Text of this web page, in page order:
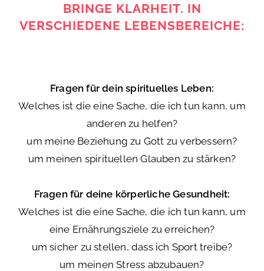
BRINGE KLARHEIT. IN
VERSCHIEDENE LEBENSBEREICHE:
Fragen für dein spirituelles Leben:
Welches ist die eine Sache, die ich tun kann, um
anderen zu helfen?
um meine Beziehung zu Gott zu verbessern?
um meinen spirituellen Glauben zu stärken?
Fragen für deine körperliche Gesundheit:
Welches ist die eine Sache, die ich tun kann, um
eine Ernährungsziele zu erreichen?
um sicher zu stellen, dass ich Sport treibe?
um meinen Stress abzubauen?